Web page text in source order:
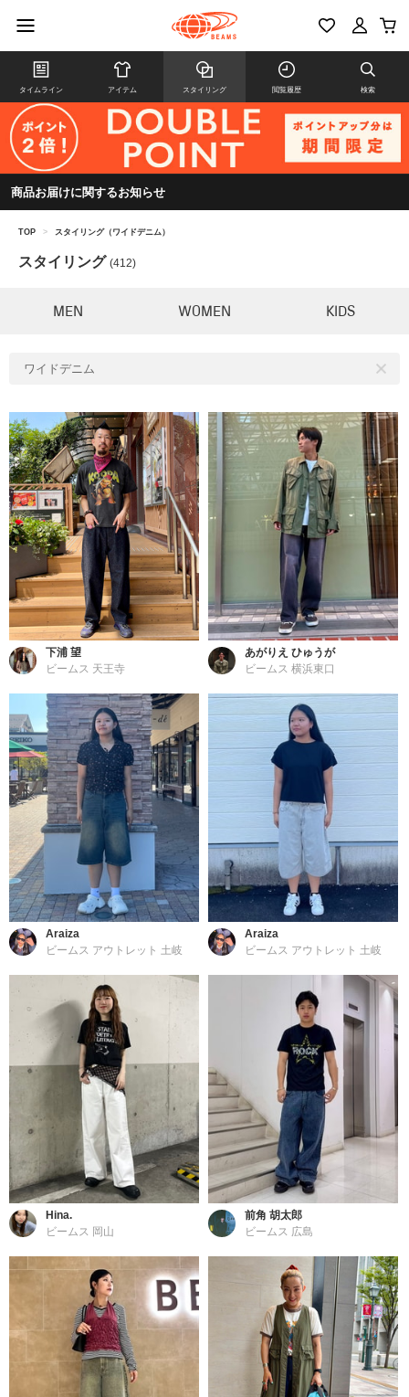
タイムライン アイテム スタイリング 閲覧履歴 検索
商品お届けに関するお知らせ
TOP > スタイリング（ワイドデニム）
スタイリング (412)
MEN WOMEN KIDS
ワイドデニム
下浦 望
ビームス 天王寺
あがりえ ひゅうが
ビームス 横浜東口
Araiza
ビームス アウトレット 土岐
Araiza
ビームス アウトレット 土岐
Hina.
ビームス 岡山
前角 胡太郎
ビームス 広島